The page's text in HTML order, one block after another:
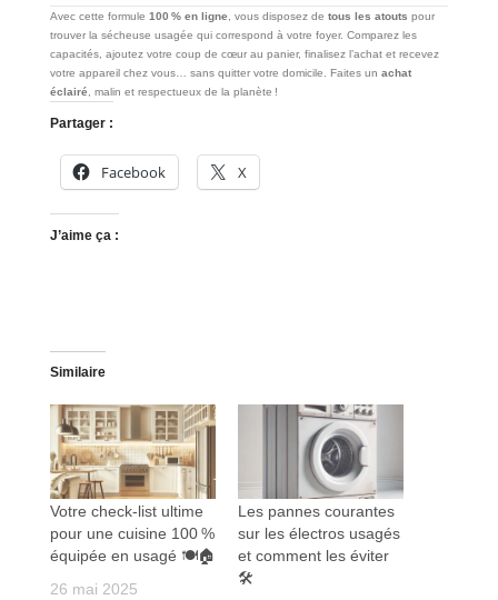
Avec cette formule 100 % en ligne, vous disposez de tous les atouts pour
trouver la sécheuse usagée qui correspond à votre foyer. Comparez les
capacités, ajoutez votre coup de cœur au panier, finalisez l’achat et recevez
votre appareil chez vous… sans quitter votre domicile. Faites un achat
éclairé, malin et respectueux de la planète !
Partager :
Facebook X
J’aime ça :
Similaire
Votre check-list ultime
pour une cuisine 100 %
équipée en usagé 🍽️🏠
26 mai 2025
Les pannes courantes
sur les électros usagés
et comment les éviter
🛠️